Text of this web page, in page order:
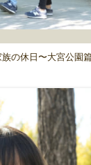
族の休日〜大宮公園